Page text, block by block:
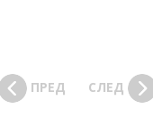
ПРЕД СЛЕД